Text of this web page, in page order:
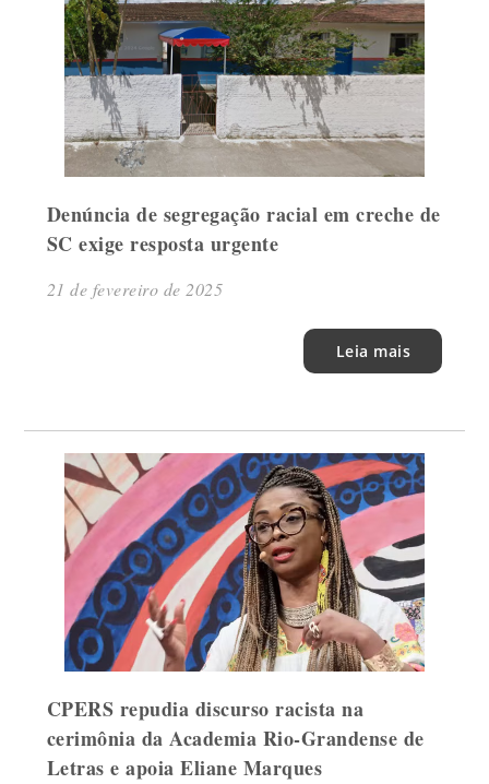
Denúncia de segregação racial em creche de
SC exige resposta urgente
21 de fevereiro de 2025
Leia mais
CPERS repudia discurso racista na
cerimônia da Academia Rio-Grandense de
Letras e apoia Eliane Marques